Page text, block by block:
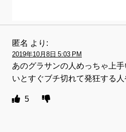
匿名 より:
2019年10月8日 5:03 PM
あのグラサンの人めっちゃ上
いとすぐブチ切れて発狂する人
5